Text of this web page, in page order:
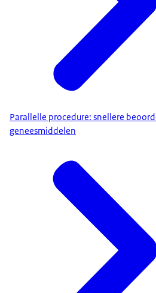
Parallelle procedure: snellere
geneesmiddelen